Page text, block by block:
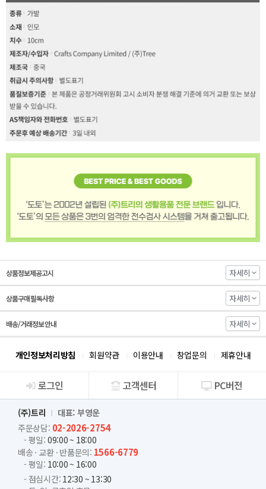
상품정보제공고시 자세히
상품구매 필독사항 자세히
배송/거래정보 안내 자세히
개인정보처리방침 회원약관 이용안내 창업문의 제휴안내
회사소개
로그인 고객센터 PC버전
(주)트리
대표: 부영운
주문상담: 02-2026-2754
- 평일: 09:00 ~ 18:00
배송 · 교환 · 반품문의: 1566-6779
- 평일: 10:00 ~ 16:00
- 점심시간: 12:30 ~ 13:30